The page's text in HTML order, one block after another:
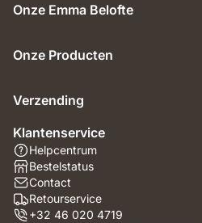
Onze Emma Belofte
Onze Producten
Verzending
Klantenservice
Helpcentrum
Bestelstatus
Contact
Retourservice
+32 46 020 4719